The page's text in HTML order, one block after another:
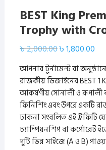
BEST King
Trophy with
৳2,000.00Original
price
was:
৳ 2,000.00.
৳1,800.00
is:
৳
আপনার টুর্নামেন্ট বা
রাজকীয় ডিজাইনের BEST 1
আকর্ষণীয় সোনালী ও রূপালী
ফিনিশিং এবং উপরে একটি
ঢাকনা সংবলিত এই ট্রফিটি
চ্যাম্পিয়নশিপ বা কর্পোরেট
দুটি ভিন্ন সাইজে (A ও B)